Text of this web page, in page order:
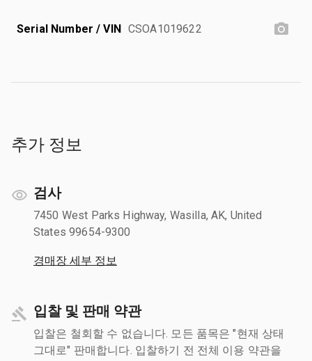
Serial Number / VIN CSOA1019622
추가 정보
검사
7450 West Parks Highway, Wasilla, AK, United
States 99654-9300
경매장 세부 정보
입찰 및 판매 약관
입찰은 철회할 수 없습니다. 모든 품목은 "현재 상태
그대로" 판매합니다. 입찰하기 전 전체 이용 약관을